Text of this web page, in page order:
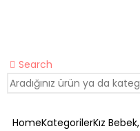
Search
HomeKategorilerKız Bebek,